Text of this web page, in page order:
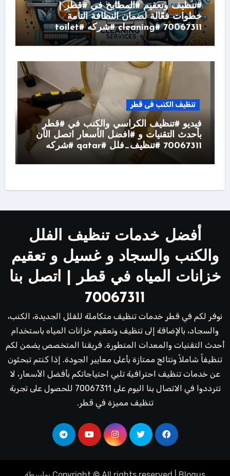
#تنظيف وتعقيم #المطابخ في #قطر |
خطوات فعّالة لضمان النظافة التامة
70067311 #cleaning #شركه #toilet
تنظيف الكنب فى قطر
فيديو #تنظيف الكراسي والكنب في #قطر
بأحدث التقنيات و #افضل الأسعار اتصل الآن
70067311 #تنظيف_فلل #qatar #شركه
أفضل خدمات تنظيف الفلل
والكنب والسجاد و غسيل و تعقيم
خزانات المياه في قطر | اتصل بنا
70067311
نوفر لكم في قطر خدمات تنظيف متكاملة للفلل الجديدة، الكنب،
والسجاد، بالإضافة إلى تنظيف وتعقيم خزانات المياه باستخدام
أحدث التقنيات والمعدات المتطورة. فريقنا المتخصص يضمن لكم
تنظيفاً شاملاً ونتائج ممتازة بأعلى معايير الجودة. إذا كنتم تبحثون
عن خدمات تنظيف احترافية تلبي احتياجاتكم بأفضل الأسعار، لا
تترددوا في الاتصال بنا اليوم على 70067311 للحصول على تجربة
تنظيف مميزة في قطر.